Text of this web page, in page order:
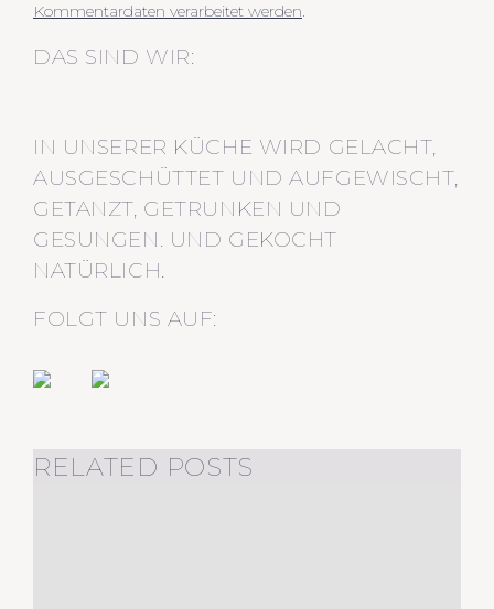
Kommentardaten verarbeitet werden.
DAS SIND WIR:
IN UNSERER KÜCHE WIRD GELACHT,
AUSGESCHÜTTET UND AUFGEWISCHT,
GETANZT, GETRUNKEN UND
GESUNGEN. UND GEKOCHT
NATÜRLICH.
FOLGT UNS AUF:
RELATED POSTS